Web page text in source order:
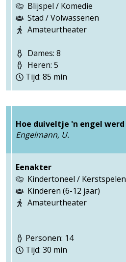
Blijspel / Komedie
Stad / Volwassenen
Amateurtheater
Dames: 8
Heren: 5
Tijd: 85 min
Hoe duiveltje 'n engel werd
Engelmann, U.
Eenakter
Kindertoneel / Kerstspelen
Kinderen (6-12 jaar)
Amateurtheater
Personen: 14
Tijd: 30 min